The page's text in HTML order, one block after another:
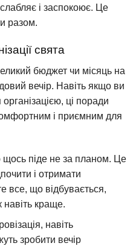
і заспокоює. Це
разом.
свята
бюджет чи місяць на
вечір. Навіть якщо ви
ці поради
і приємним для
піде не за планом. Це
і отримати
все, що відбувається,
навіть краще.
навіть
зробити вечір